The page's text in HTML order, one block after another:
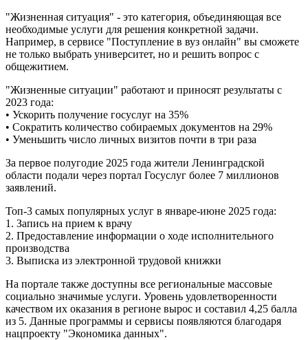
"Жизненная ситуация" - это категория, объединяющая все
необходимые услуги для решения конкретной задачи.
Например, в сервисе "Поступление в вуз онлайн" вы сможете
не только выбрать университет, но и решить вопрос с
общежитием.
"Жизненные ситуации" работают и приносят результаты с
2023 года:
• Ускорить получение госуслуг на 35%
• Сократить количество собираемых документов на 29%
• Уменьшить число личных визитов почти в три раза
За первое полугодие 2025 года жители Ленинградской
области подали через портал Госуслуг более 7 миллионов
заявлений.
Топ-3 самых популярных услуг в январе-июне 2025 года:
1. Запись на прием к врачу
2. Предоставление информации о ходе исполнительного
производства
3. Выписка из электронной трудовой книжки
На портале также доступны все региональные массовые
социально значимые услуги. Уровень удовлетворенности
качеством их оказания в регионе вырос и составил 4,25 балла
из 5. Данные программы и сервисы появляются благодаря
нацпроекту "Экономика данных".